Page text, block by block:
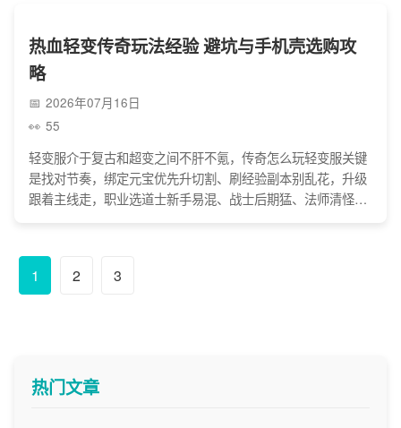
热血轻变传奇玩法经验 避坑与手机壳选购攻
略
2026年07月16日
55
轻变服介于复古和超变之间不肝不氪，传奇怎么玩轻变服关键
是找对节奏，绑定元宝优先升切割、刷经验副本别乱花，升级
跟着主线走，职业选道士新手易混、战士后期猛、法师清怪
能有人带、拿福利还能凑热闹攻沙，这样玩就能少踩坑享打宝
热血感。
1 2 3
热门文章